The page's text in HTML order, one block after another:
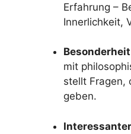
Erfahrung –
Innerlichkeit,
mit
stellt Fragen,
geben.